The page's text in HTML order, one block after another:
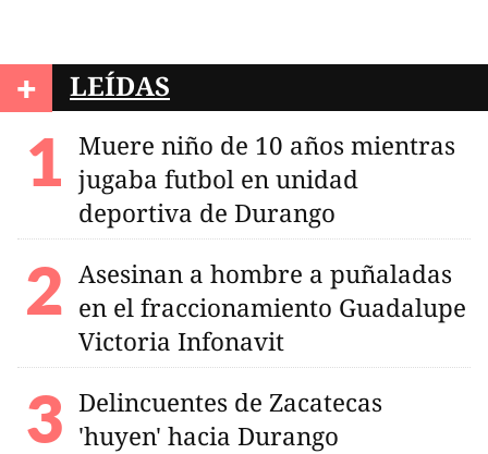
+ LEÍDAS
Muere niño de 10 años mientras
jugaba futbol en unidad
deportiva de Durango
Asesinan a hombre a puñaladas
en el fraccionamiento Guadalupe
Victoria Infonavit
Delincuentes de Zacatecas
'huyen' hacia Durango